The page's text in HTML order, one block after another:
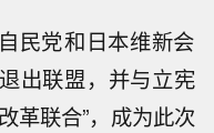
民党‌和‌日本维新会‌
出联盟，并与立宪
革联合‌”，成为此次